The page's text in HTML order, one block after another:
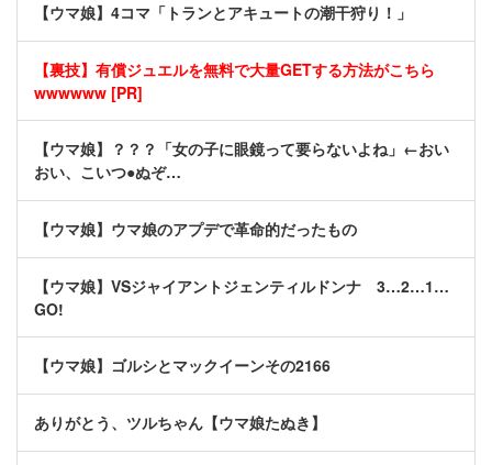
【ウマ娘】4コマ「トランとアキュートの潮干狩り！」
【裏技】有償ジュエルを無料で大量GETする方法がこちら
wwwwww [PR]
【ウマ娘】？？？「女の子に眼鏡って要らないよね」←おい
おい、こいつ●ぬぞ…
【ウマ娘】ウマ娘のアプデで革命的だったもの
【ウマ娘】VSジャイアントジェンティルドンナ 3…2…1…
GO!
【ウマ娘】ゴルシとマックイーンその2166
ありがとう、ツルちゃん【ウマ娘たぬき】